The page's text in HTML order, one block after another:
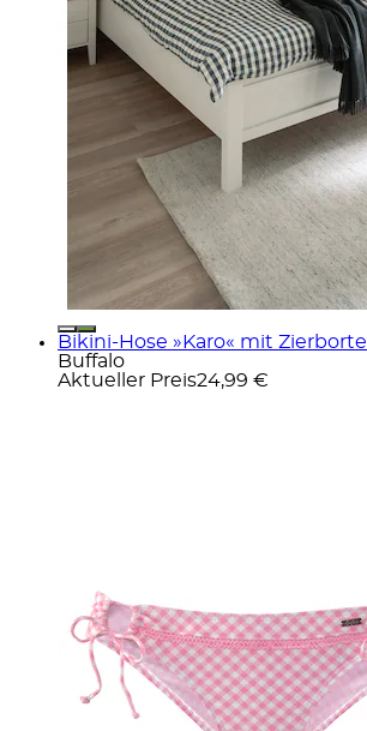
Bikini-Hose »Karo« mit Zierborte
Buffalo
Aktueller Preis24,99 €